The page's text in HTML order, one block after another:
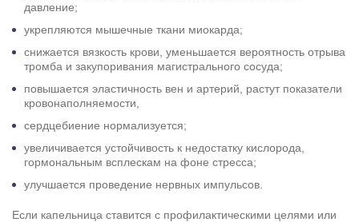
давление;
укрепляются мышечные ткани миокарда;
снижается вязкость крови, уменьшается вероятность отрыва
тромба и закупоривания магистрального сосуда;
повышается эластичность вен и артерий, растут показатели
кровонаполняемости,
сердцебиение нормализуется;
увеличивается устойчивость к недостатку кислорода,
гормональным всплескам на фоне стресса;
улучшается проведение нервных импульсов.
Если капельница ставится с профилактическими целями или